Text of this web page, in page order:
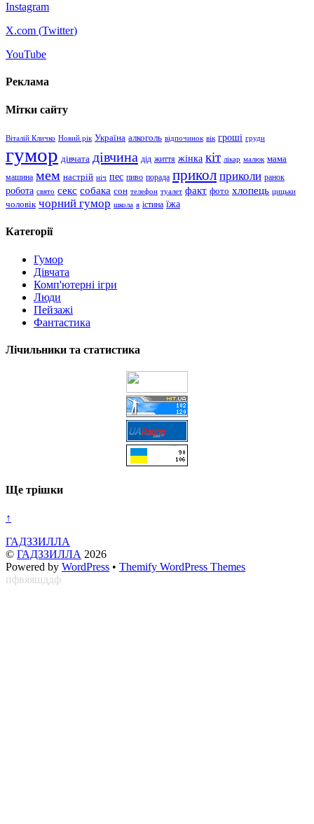
Instagram
X.com (Twitter)
YouTube
Реклама
Мітки сайту
Віталій Кличко Новий рік Україна алкоголь відпочинок вік гроші груди
гумор дівчата дівчина дід життя жінка кіт лікар малюк мама
машина мем настрій ніч пес пиво порада прикол приколи ранок
робота свято секс собака сон телефон туалет факт фото хлопець цицьки
чоловік чорний гумор школа я істина їжа
Категорії
Гумор
Дівчата
Комп'ютерні ігри
Люди
Пейзажі
Фантастика
Лічильники та статистика
Ще трішки
↑
ГАДЗЗИЛЛА
© ГАДЗЗИЛЛА 2026
Powered by WordPress • Themify WordPress Themes
пфвяяшддф